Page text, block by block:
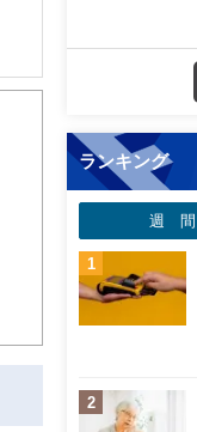
き
ランキング
週 間